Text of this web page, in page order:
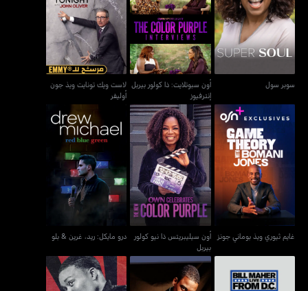
سوبر سول
سوبر سول
أون سبوتلايت: ذا كولور
بيربل إنترفيوز
أون سبوتلايت: ذا كولور بيربل
إنترفيوز
لاست ويك تونايت ويذ جون
أوليفر
لاست ويك تونايت ويذ جون
أوليفر
غايم ثيوري ويذ بوماني جونز
غايم ثيوري ويذ بوماني جونز
أون سيليبريتس ذا نيو كولور
بيربل
أون سيليبريتس ذا نيو كولور
بيربل
درو مايكل: ريد، غرين & بلو
درو مايكل: ريد، غرين & بلو